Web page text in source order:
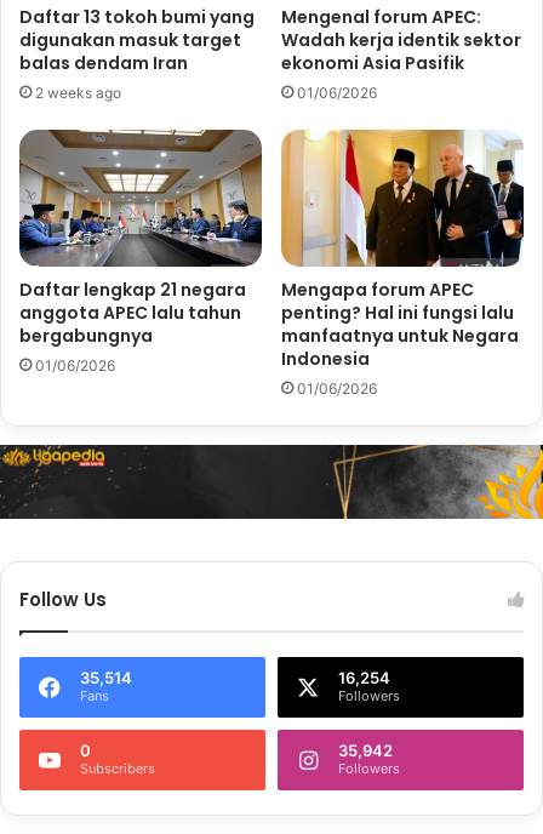
Daftar 13 tokoh bumi yang
digunakan masuk target
balas dendam Iran
2 weeks ago
Mengenal forum APEC:
Wadah kerja identik sektor
ekonomi Asia Pasifik
01/06/2026
Daftar lengkap 21 negara
anggota APEC lalu tahun
bergabungnya
01/06/2026
Mengapa forum APEC
penting? Hal ini fungsi lalu
manfaatnya untuk Negara
Indonesia
01/06/2026
Follow Us
35,514
Fans
16,254
Followers
0
Subscribers
35,942
Followers